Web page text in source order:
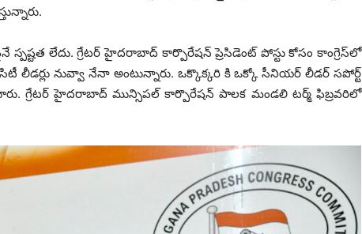
స్ప‌ష్ట‌త లేదు. గ్రేట‌ర్ హైద‌రాబాద్ కార్పొరేష‌న్ ప్రెసిడెంట్‌ పోస్టు కోసం కాంగ్రెస్‌లో
లీడర్లు నువ్వా నేనా అంటున్నారు. ఒక్కొక్కరి కి ఒక్కో సీనియర్‌ లీడర్‌ సపోర్ట్‌‌‌
గ్రేటర్‌ హైదరాబాద్‌‌‌‌ మున్సిపల్‌‌‌‌ కార్పొరేషన్‌ పాలక మండలి టర్మ్‌ ఫిబ్రవరిలో